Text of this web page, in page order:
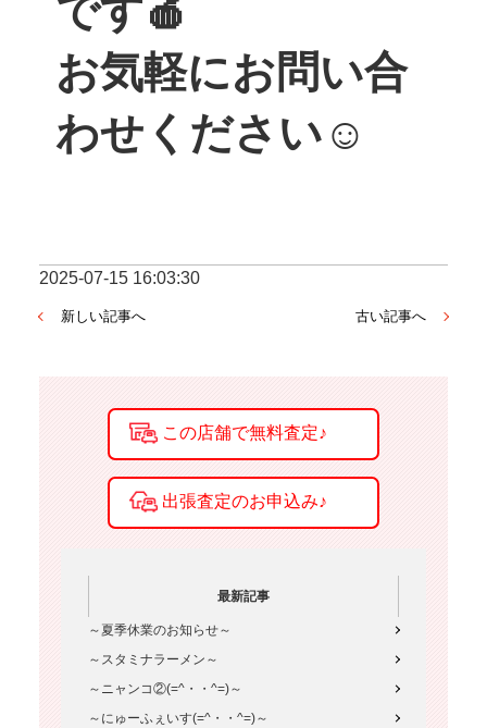
です🍎
お気軽にお問い合
わせください☺
2025-07-15 16:03:30
新しい記事へ 古い記事へ
最新記事
～夏季休業のお知らせ～
～スタミナラーメン～
～ニャンコ②(=^・・^=)～
～にゅーふぇいす(=^・・^=)～